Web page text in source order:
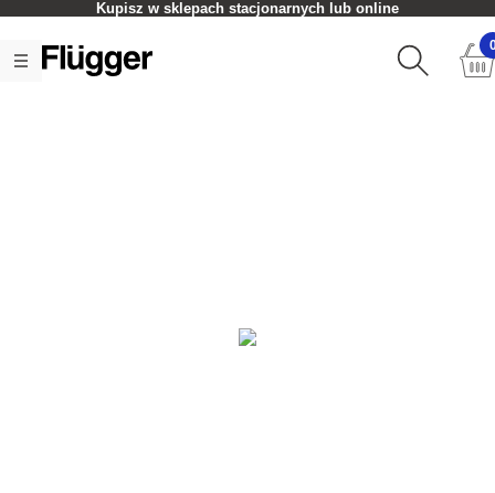
Kupisz w sklepach stacjonarnych lub online